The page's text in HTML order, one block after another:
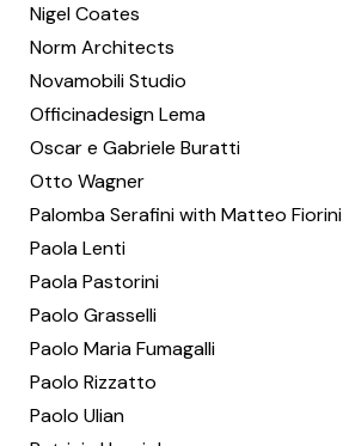
Nigel Coates
Norm Architects
Novamobili Studio
Officinadesign Lema
Oscar e Gabriele Buratti
Otto Wagner
Palomba Serafini with Matteo Fiorini
Paola Lenti
Paola Pastorini
Paolo Grasselli
Paolo Maria Fumagalli
Paolo Rizzatto
Paolo Ulian